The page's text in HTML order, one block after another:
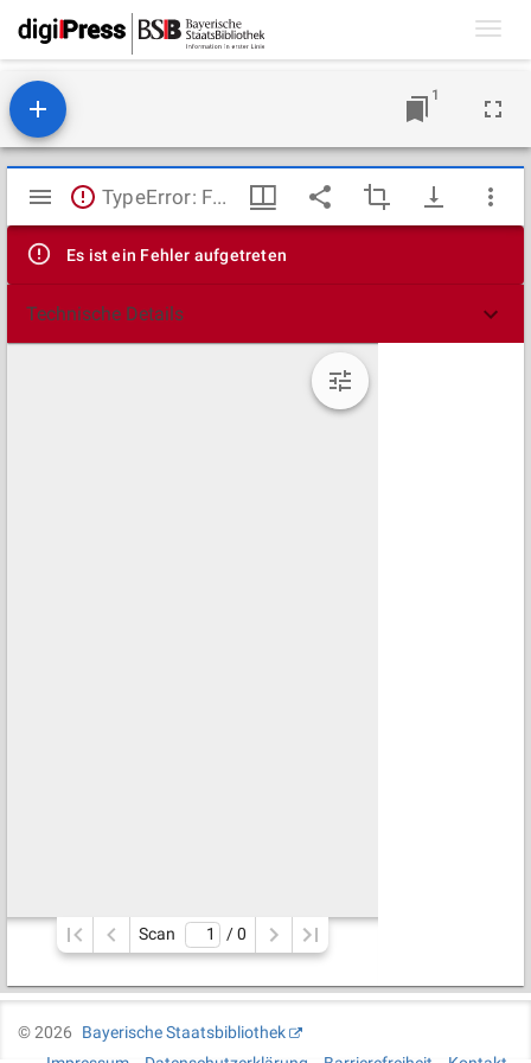
1
Mirador
Viewer
TypeError: Failed to fetch
Es ist ein Fehler aufgetreten
Technische Details
Scan / 0
©2026
Bayerische Staatsbibliothek